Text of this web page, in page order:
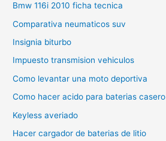
Bmw 116i 2010 ficha tecnica
Comparativa neumaticos suv
Insignia biturbo
Impuesto transmision vehiculos
Como levantar una moto deportiva
Como hacer acido para baterias casero
Keyless averiado
Hacer cargador de baterias de litio